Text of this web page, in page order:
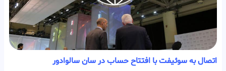
اتصال به سوئیفت با افتتاح حساب در سان سالوادور